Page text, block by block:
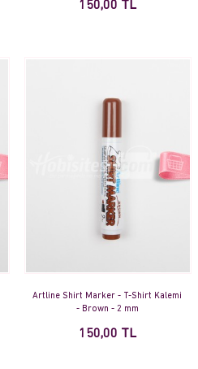
150,00 TL
Artline Shirt Marker - T-Shirt Kalemi
- Brown - 2 mm
150,00 TL